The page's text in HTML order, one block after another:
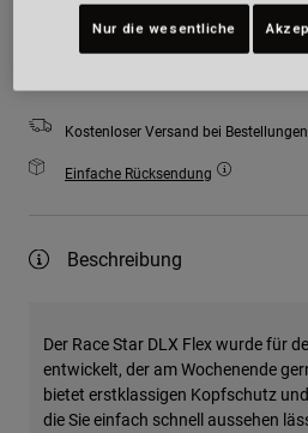
Zum Warenkorb
Kostenloser Versand bei
Einfache Rücksendung
Beschreibung
Der Race Star DLX Flex wurde für
entwickelt, der am Wochenende
bietet erstklassigen Kopfschutz
die Sie einfach schnell aussehen
Nur die wesentliche